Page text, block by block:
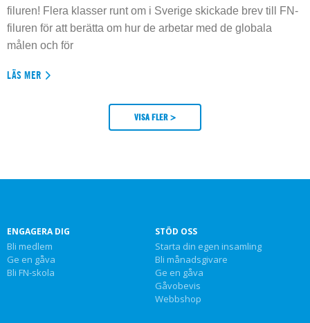
filuren! Flera klasser runt om i Sverige skickade brev till FN-
filuren för att berätta om hur de arbetar med de globala
målen och för
LÄS MER
VISA FLER >
ENGAGERA DIG
Bli medlem
Ge en gåva
Bli FN-skola
STÖD OSS
Starta din egen insamling
Bli månadsgivare
Ge en gåva
Gåvobevis
Webbshop